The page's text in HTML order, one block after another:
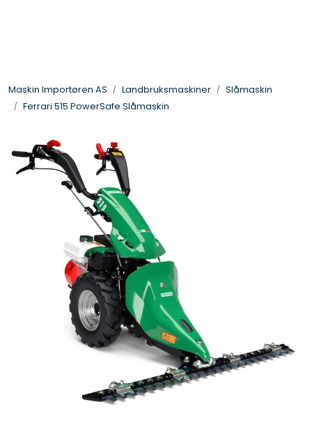
Maskin Importøren AS Landbruksmaskiner
Slåmaskin
Ferrari 515 PowerSafe Slåmaskin
Sprøyter
Hageredskaper
Skogsredskaper
ATV & Plentraktorutstyr
Reservedeler